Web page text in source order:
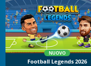
NUOVO
Football Legends 2026